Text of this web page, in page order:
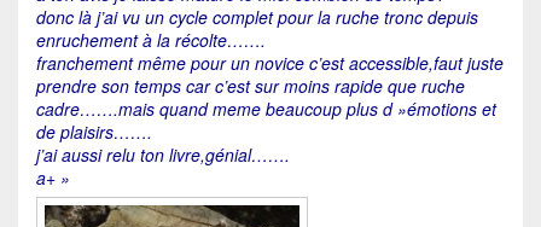
donc là j’ai vu un cycle complet pour la ruche tronc depuis
enruchement à la récolte…….
franchement même pour un novice c’est accessible,faut juste
prendre son temps car c’est sur moins rapide que ruche
cadre…….mais quand meme beaucoup plus d »émotions et
de plaisirs…….
j’ai aussi relu ton livre,génial…….
a+ »